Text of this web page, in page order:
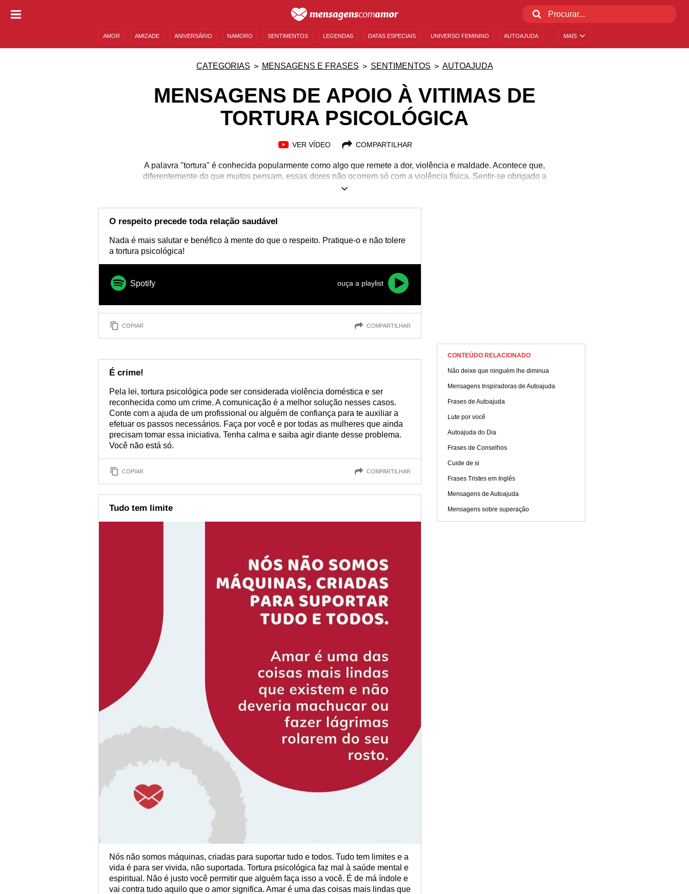
MAIS
AMOR AMIZADE ANIVERSÁRIO NAMORO SENTIMENTOS LEGENDAS DATAS ESPECIAIS UNIVERSO FEMININO AUTOAJUDA
CATEGORIAS MENSAGENS E FRASES SENTIMENTOS AUTOAJUDA
MENSAGENS DE APOIO À VITIMAS DE
TORTURA PSICOLÓGICA
VER VÍDEO COMPARTILHAR
A palavra "tortura" é conhecida popularmente como algo que remete a dor, violência e maldade. Acontece que,
diferentemente do que muitos pensam, essas dores não ocorrem só com a violência física. Sentir-se obrigado a
resistir a uma agressão psicológica por diversas razões é crime. Isso pode ocorrer no trabalho, na escola, em
suas vítimas, como crises pós-traumáticas, dificuldade em se relacionar e desencadear sérios transtornos
mentais. Leia mensagens de apoio para vítimas de tortura psicológica e cuide de si mesmo.
O respeito precede toda relação saudável
Nada é mais salutar e benéfico à mente do que o respeito. Pratique-o e não tolere
a tortura psicológica!
Spotify ouça a playlist
COPIAR COMPARTILHAR
É crime!
Pela lei, tortura psicológica pode ser considerada violência doméstica e ser
reconhecida como um crime. A comunicação é a melhor solução nesses casos.
Conte com a ajuda de um profissional ou alguém de confiança para te auxiliar a
efetuar os passos necessários. Faça por você e por todas as mulheres que ainda
precisam tomar essa iniciativa. Tenha calma e saiba agir diante desse problema.
Você não está só.
COPIAR COMPARTILHAR
Tudo tem limite
Nós não somos máquinas, criadas para suportar tudo e todos. Tudo tem limites e a
vida é para ser vivida, não suportada. Tortura psicológica faz mal à saúde mental e
espiritual. Não é justo você permitir que alguém faça isso a você. É de má índole e
vai contra tudo aquilo que o amor significa. Amar é uma das coisas mais lindas que
CONTEÚDO RELACIONADO
Não deixe que ninguém lhe diminua
Mensagens Inspiradoras de Autoajuda
Frases de Autoajuda
Lute por você
Autoajuda do Dia
Frases de Conselhos
Cuide de si
Frases Tristes em Inglês
Mensagens de Autoajuda
Mensagens sobre superação